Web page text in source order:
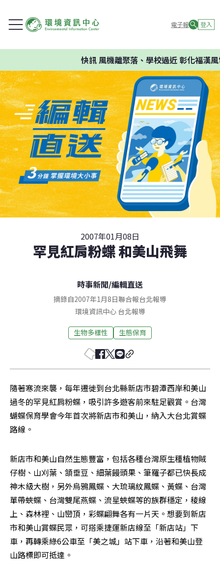
電子報 登入
快訊風機離聚落、學校過近 彰化福漢風
2007年01月08日
罕見紅肩粉蝶 和美山飛舞
時事新聞/編輯直送
摘錄自2007年1月8日聯合報台北報導
環境資訊中心 台北報導
生物多樣性 生態保育
隨著寒流來襲，每年遷徙到台北縣新店市碧潭西岸和美山
過冬的罕見紅肩粉蝶，吸引許多遊客前來駐足觀賞。台灣
蝴蝶保育學會今年首次將新店市和美山，納入大台北賞蝶
路線。
新店市和美山自然生態豐富，包括各種台灣原生種植物賊
仔樹、山刈葉、頷垂豆、細葉饅頭果、筆羅子都已快長成
神木級大樹，另外烏鴉鳳蝶、大琉璃紋鳳蝶、黃蝶、台灣
單帶蛺蝶、台灣雙尾燕蝶、流星蛺蝶等的族群穩定，稜線
上、森林裡、山巒頂，彩蝶翩舞各有一片天。想要到新店
市和美山賞蝶民眾，可搭乘捷運新店線至「新店站」下
車，再轉乘綠6公車至「美之城」站下車，沿著和美山登
山路標即可抵達。